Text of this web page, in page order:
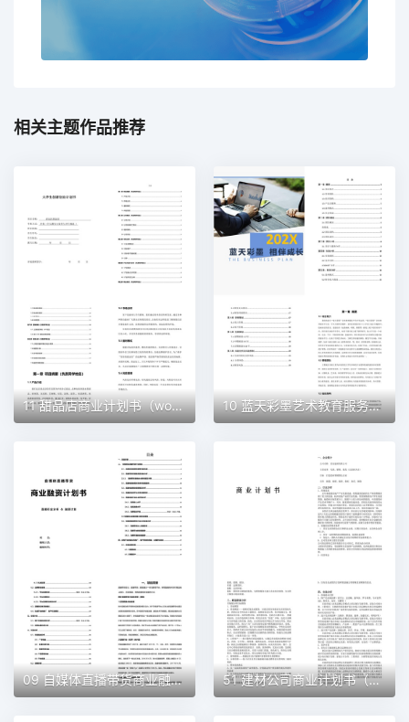
相关主题作品推荐
11 甜品店商业计划书（word+ppt配套）创业计划书word模板 10 蓝天彩墨艺术教育服务平台商业计划书（word+ppt配套）创业计划书word模板
09 自媒体直播带货商业融资计划书（word+ppt配套）创业计划书word模板 51 建材公司商业计划书（word+ppt配套）创业计划书word模板